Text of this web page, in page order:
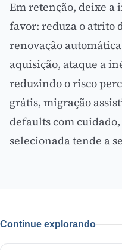
Em retenção, deixe a
favor: reduza o atrito
renovação
aquisição, ataque a
reduzindo orisco
grátis, migração
defaults com
selecionada tende a
Continue explorando